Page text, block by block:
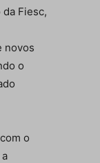
Fiesc,
novos
o
o